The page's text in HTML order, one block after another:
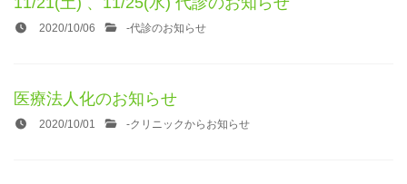
2020/10/06 -代診のお知らせ
医療法人化のお知らせ
2020/10/01 -クリニックからお知らせ